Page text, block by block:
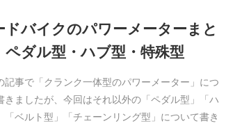
ドバイクのパワーメーターまと
ダル型・ハブ型・特殊型
記事で「クランク一体型のパワーメーター」につ
きましたが、今回はそれ以外の「ペダル型」「ハ
「ベルト型」「チェーンリング型」について書き